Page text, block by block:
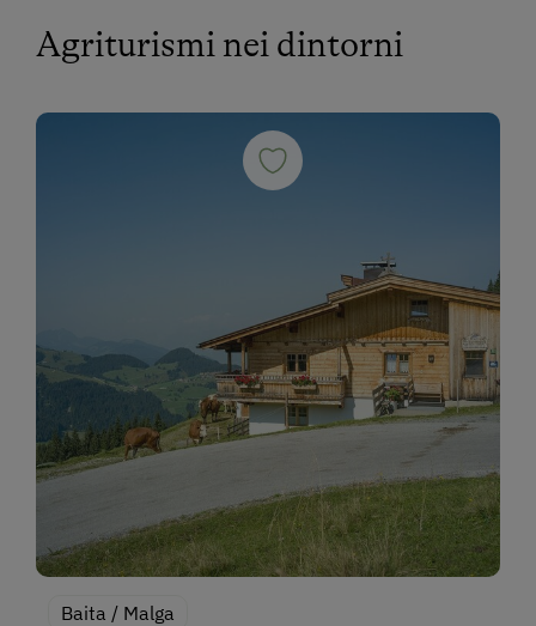
Agriturismi nei dintorni
Baita / Malga